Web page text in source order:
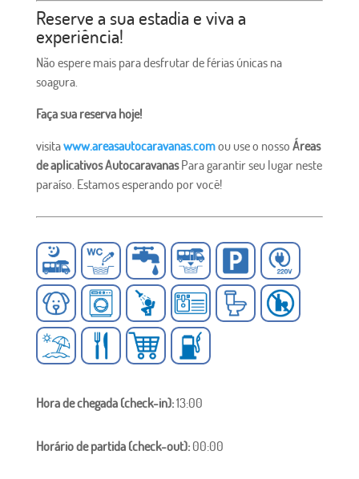
Reserve a sua estadia e viva a
experiência!
Não espere mais para desfrutar de férias únicas na
soagura.
Faça sua reserva hoje!
visitawww.areasautocaravanas.comou use o nosso Áreas
de aplicativos AutocaravanasPara garantir seu lugar neste
paraíso. Estamos esperando por você!
Hora de chegada (check-in):13:00
Horário de partida (check-out): 00:00